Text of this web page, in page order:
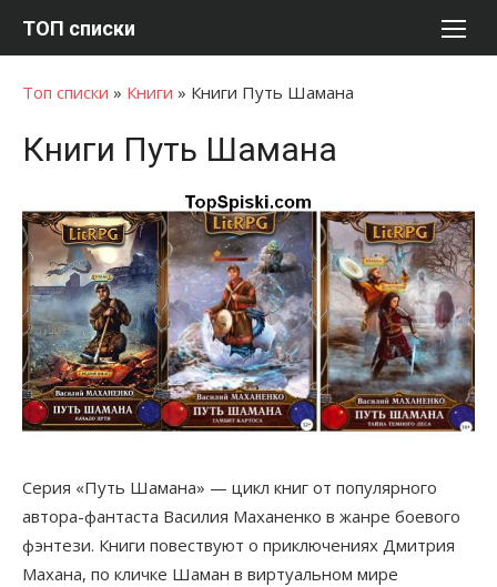
ТОП списки
Топ списки » Книги » Книги Путь Шамана
Книги Путь Шамана
Серия «Путь Шамана» — цикл книг от популярного
автора-фантаста Василия Маханенко в жанре боевого
фэнтези. Книги повествуют о приключениях Дмитрия
Махана, по кличке Шаман в виртуальном мире